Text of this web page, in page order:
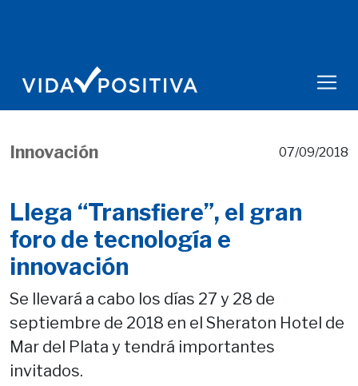
Innovación 07/09/2018
Llega “Transfiere”, el gran
foro de tecnología e
innovación
Se llevará a cabo los días 27 y 28 de
septiembre de 2018 en el Sheraton Hotel de
Mar del Plata y tendrá importantes
invitados.